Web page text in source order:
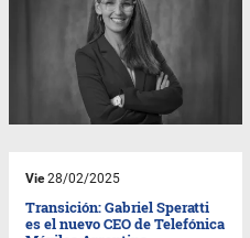
Vie28/02/2025
Transición: Gabriel Speratti
es el nuevo CEO de Telefónica